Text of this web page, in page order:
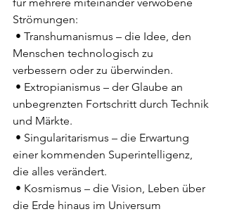
Strömungen:
• Transhumanismus – die Idee, den
Menschen technologisch zu
verbessern oder zu überwinden.
• Extropianismus – der Glaube an
unbegrenzten Fortschritt durch Technik
und Märkte.
• Singularitarismus – die Erwartung
einer kommenden Superintelligenz,
die alles verändert.
• Kosmismus – die Vision, Leben über
die Erde hinaus im Universum